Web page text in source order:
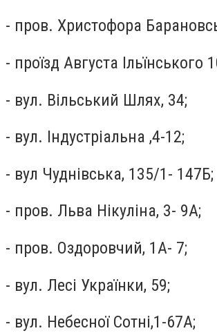
- пров. Христофора
- проїзд Августа Ільїнського
- вул. Вільський Шлях, 34;
- вул. Індустріальна ,4-12;
- вул Чуднівська, 135/1- 147Б;
- пров. Льва Нікуліна, 3- 9А;
- пров. Оздоровчий, 1А- 7;
- вул. Лесі Українки, 59;
- вул. Небесної Сотні,1-67А;